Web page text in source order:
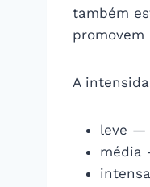
também
A
leve —
média